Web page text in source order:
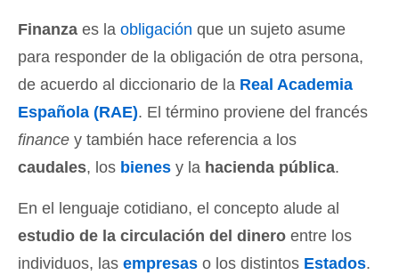
Finanza es la obligación que un sujeto asume
para responder de la obligación de otra persona,
de acuerdo al diccionario de la Real Academia
Española (RAE). El término proviene del francés
finance y también hace referencia a los
caudales, los bienes y la hacienda pública.
En el lenguaje cotidiano, el concepto alude al
estudio de la circulación del dinero entre los
individuos, las empresas o los distintos Estados.